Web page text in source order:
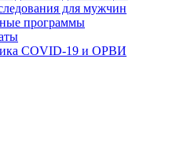
для мужчин
программы
COVID-19 и ОРВИ